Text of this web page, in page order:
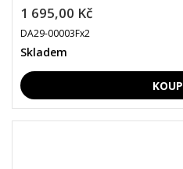
1 695,00 Kč
DA29-00003Fx2
Skladem